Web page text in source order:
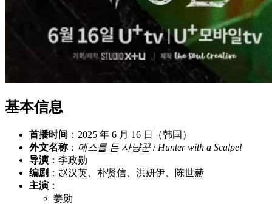
基本信息
首播时间 ：2025 年 6 月 16 日（韩国）
外文名称： 메스를 든 사냥꾼/ Hunter with a Scalpel
导演 ：李政勋
编剧 ：赵汉英、朴贤信、洪妍伊、陈世赫
主演 ：
姜勋